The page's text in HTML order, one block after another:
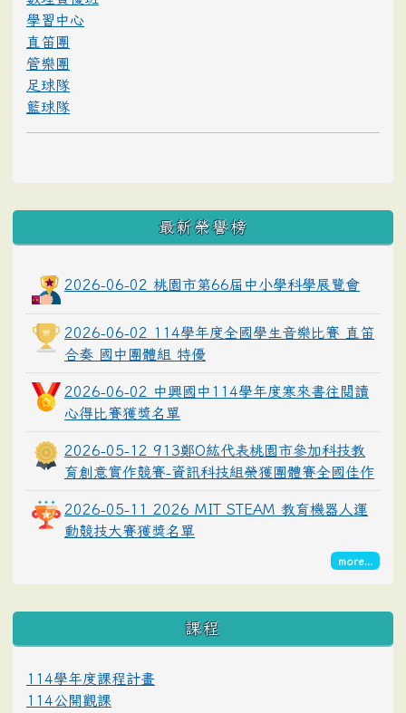
學習中心
直笛團
管樂團
足球隊
籃球隊
最新榮譽榜
2026-06-02 桃園市第66屆中小學科學展覽會
2026-06-02 114學年度全國學生音樂比賽 直笛
合奏 國中團體組 特優
2026-06-02 中興國中114學年度寒來書往閱讀
心得比賽獲獎名單
2026-05-12 913鄭O紘代表桃園市參加科技教
育創意實作競賽-資訊科技組榮獲團體賽全國佳作
2026-05-11 2026 MIT STEAM 教育機器人運
動競技大賽獲獎名單
more...
課程
114學年度課程計畫
114公開觀課